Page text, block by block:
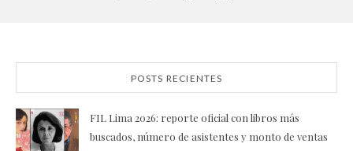
POSTS RECIENTES
FIL Lima 2026: reporte oficial con libros más
buscados, número de asistentes y monto de ventas